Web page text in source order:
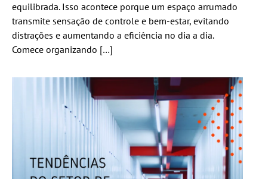
equilibrada. Isso acontece porque um espaço arrumado
transmite sensação de controle e bem-estar, evitando
distrações e aumentando a eficiência no dia a dia.
Comece organizando […]